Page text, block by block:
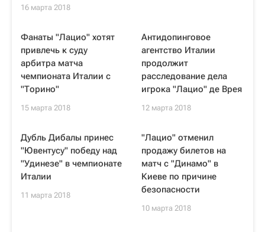
16 марта 2018
Фанаты "Лацио" хотят
привлечь к суду
арбитра матча
чемпионата Италии с
"Торино"
15 марта 2018
Антидопинговое
агентство Италии
продолжит
расследование дела
игрока "Лацио" де Врея
12 марта 2018
Дубль Дибалы принес
"Ювентусу" победу над
"Удинезе" в чемпионате
Италии
11 марта 2018
"Лацио" отменил
продажу билетов на
матч с "Динамо" в
Киеве по причине
безопасности
10 марта 2018